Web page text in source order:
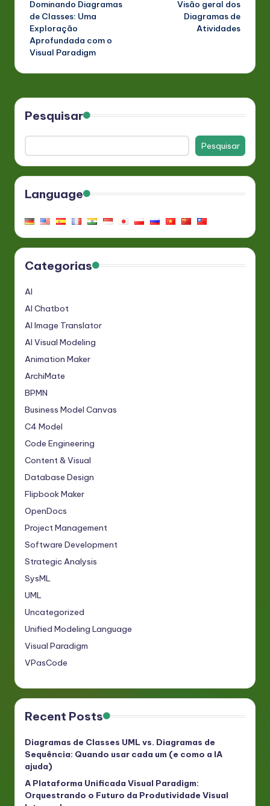
navigation
Dominando Diagramas
de Classes: Uma
Exploração
Aprofundada com o
Visual Paradigm
Visão geral dos
Diagramas de
Atividades
Pesquisar
Pesquisar
Language
Categorias
AI
AI Chatbot
AI Image Translator
AI Visual Modeling
Animation Maker
ArchiMate
BPMN
Business Model Canvas
C4 Model
Code Engineering
Content & Visual
Database Design
Flipbook Maker
OpenDocs
Project Management
Software Development
Strategic Analysis
SysML
UML
Uncategorized
Unified Modeling Language
Visual Paradigm
VPasCode
Recent Posts
Diagramas de Classes UML vs. Diagramas de
Sequência: Quando usar cada um (e como a IA
ajuda)
A Plataforma Unificada Visual Paradigm:
Orquestrando o Futuro da Produtividade Visual